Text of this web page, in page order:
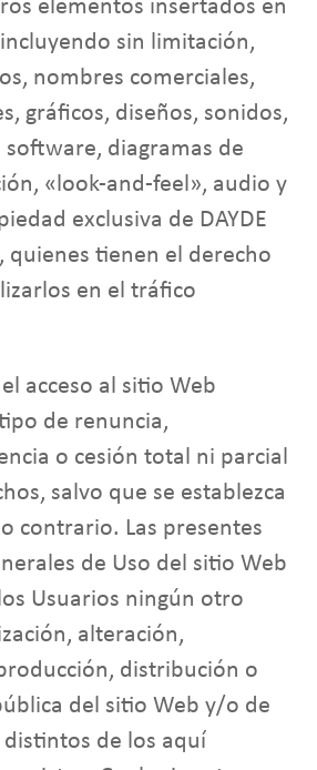
elementos insertados en
sin limitación,
nombres comerciales,
gráficos, diseños, sonidos,
software, diagramas de
«look-and-feel», audio y
exclusiva de DAYDE
quienes tienen el derecho
en el tráfico
acceso al sitio Web
de renuncia,
o cesión total ni parcial
salvo que se establezca
contrario. Las presentes
de Uso del sitio Web
Usuarios ningún otro
alteración,
distribución o
del sitio Web y/o de
de los aquí